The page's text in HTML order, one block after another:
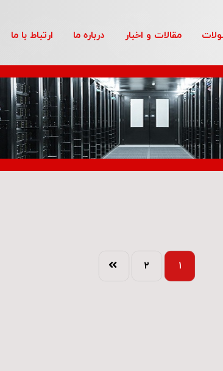
مقالات و اخبار درباره ما ارتباط با ما
۱ ۲